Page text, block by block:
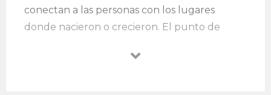
conectan a las personas con los lugares
donde nacieron o crecieron. El punto de
conversación con su abuelo, que despierta en